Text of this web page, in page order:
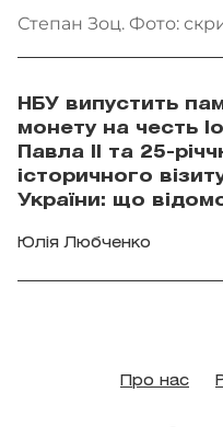
Степан Зоц. Фото:
НБУ випустить
монету на честь
Павла II та 25-
історичного
України: що
Юлія Любченко
Про нас